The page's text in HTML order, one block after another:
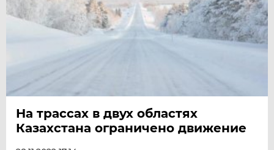
На трассах в двух областях
Казахстана ограничено движение